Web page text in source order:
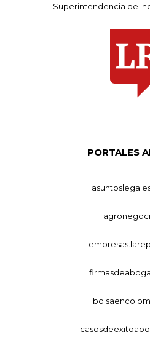
Superintendencia de
PORTALES